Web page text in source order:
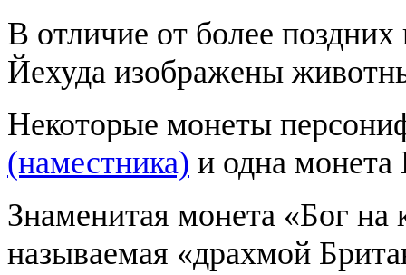
В отличие от более
Йехуда изображены
Некоторые монеты
(наместника) и одна
Знаменитая монета «Бог на
называемая «драхмой